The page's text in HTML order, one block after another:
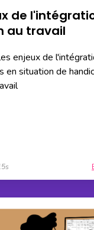
de
au travail
enjeux de
en situation de